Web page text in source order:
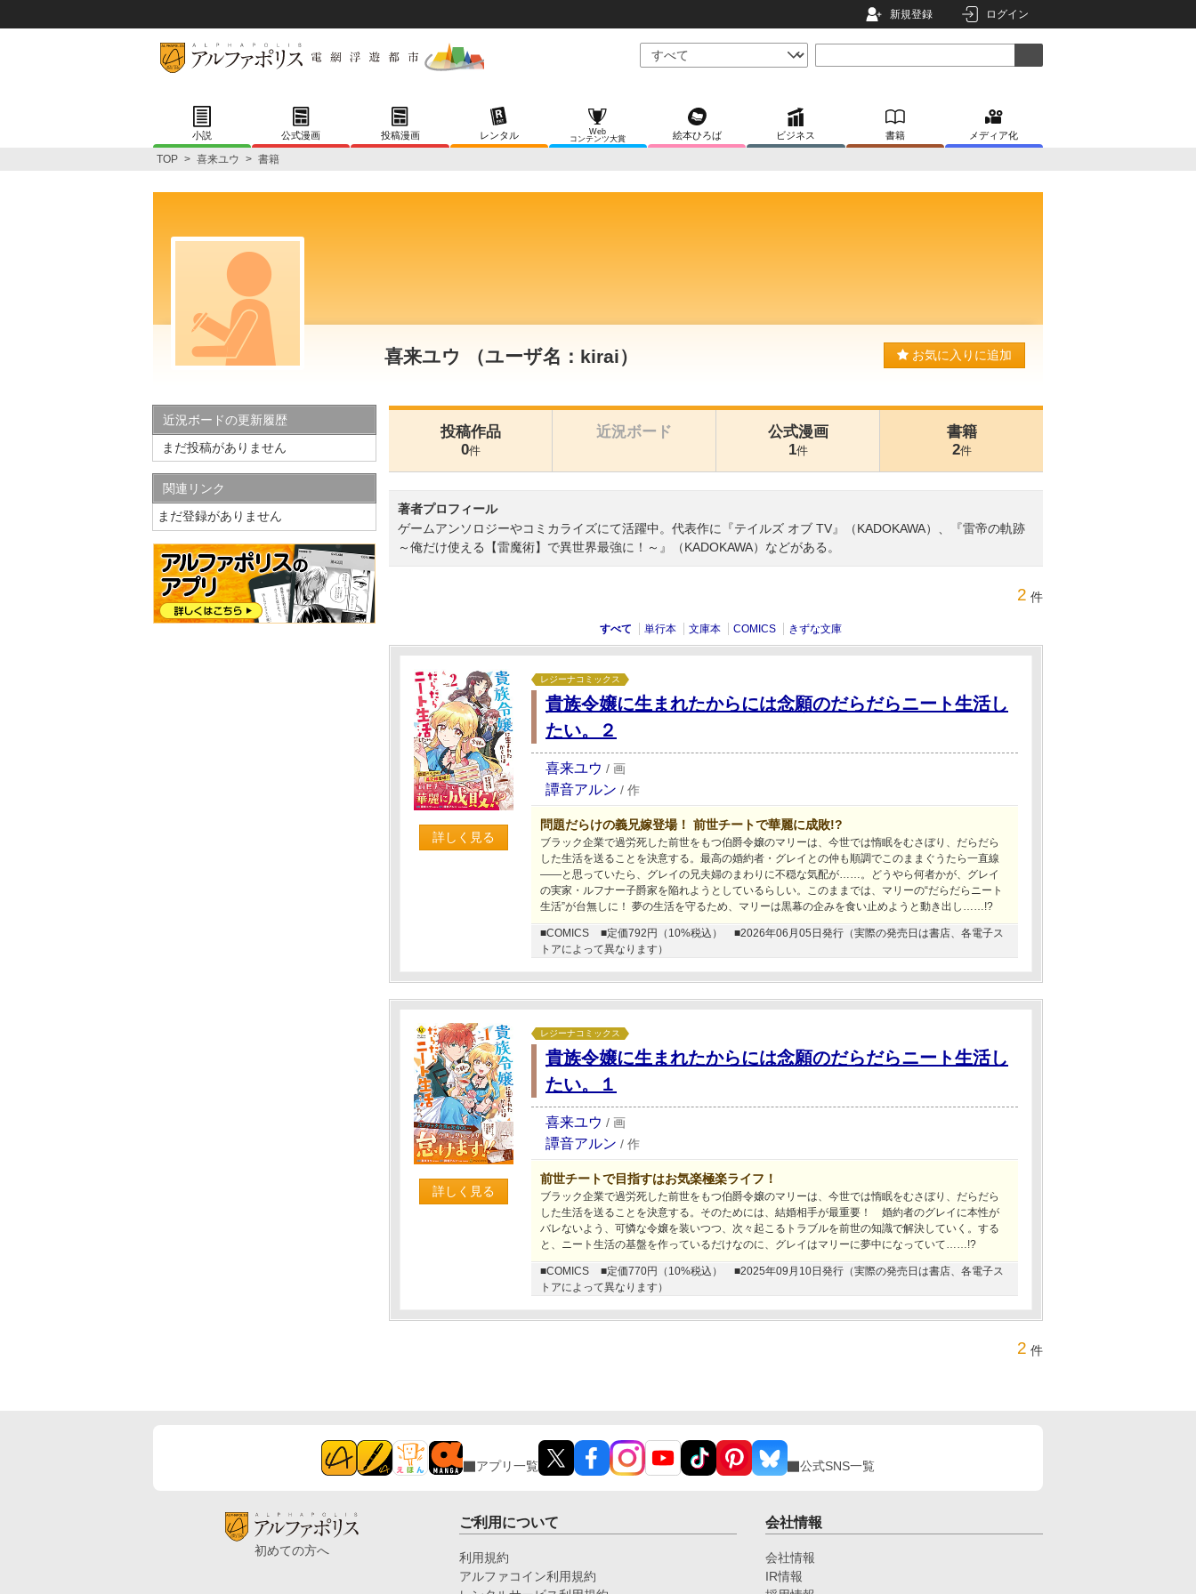
新規登録 ログイン
小説 公式漫画 投稿漫画 レンタル
Web
コンテンツ大賞
絵本ひろば ビジネス 書籍 メディア化
TOP > 喜来ユウ > 書籍
喜来ユウ （ユーザ名：kirai） お気に入りに追加
投稿作品
0件
近況ボード
公式漫画
1件
書籍
2件
著者プロフィール
ゲームアンソロジーやコミカライズにて活躍中。代表作に『テイルズ オブ TV』（KADOKAWA）、『雷帝の軌跡
～俺だけ使える【雷魔術】で異世界最強に！～』（KADOKAWA）などがある。
2 件
すべて 単行本 文庫本 COMICS きずな文庫
詳しく見る
レジーナコミックス
貴族令嬢に生まれたからには念願のだらだらニート生活し
たい。２
喜来ユウ / 画
譚音アルン / 作
問題だらけの義兄嫁登場！ 前世チートで華麗に成敗!?
ブラック企業で過労死した前世をもつ伯爵令嬢のマリーは、今世では惰眠をむさぼり、だらだら
した生活を送ることを決意する。最高の婚約者・グレイとの仲も順調でこのままぐうたら一直線
――と思っていたら、グレイの兄夫婦のまわりに不穏な気配が……。どうやら何者かが、グレイ
の実家・ルフナー子爵家を陥れようとしているらしい。このままでは、マリーの“だらだらニート
生活”が台無しに！ 夢の生活を守るため、マリーは黒幕の企みを食い止めようと動き出し……!?
■COMICS ■定価792円（10%税込）
■2026年06月05日発行（実際の発売日は書店、各電子ス
トアによって異なります）
詳しく見る
レジーナコミックス
貴族令嬢に生まれたからには念願のだらだらニート生活し
たい。１
喜来ユウ / 画
譚音アルン / 作
前世チートで目指すはお気楽極楽ライフ！
ブラック企業で過労死した前世をもつ伯爵令嬢のマリーは、今世では惰眠をむさぼり、だらだら
した生活を送ることを決意する。そのためには、結婚相手が最重要！ 婚約者のグレイに本性が
バレないよう、可憐な令嬢を装いつつ、次々起こるトラブルを前世の知識で解決していく。する
と、ニート生活の基盤を作っているだけなのに、グレイはマリーに夢中になっていて……!?
■COMICS ■定価770円（10%税込）
■2025年09月10日発行（実際の発売日は書店、各電子ス
トアによって異なります）
2 件
近況ボードの更新履歴
まだ投稿がありません
関連リンク
まだ登録がありません
アプリ一覧 公式SNS一覧
初めての方へ
ご利用について
利用規約
アルファコイン利用規約
会社情報
会社情報
IR情報